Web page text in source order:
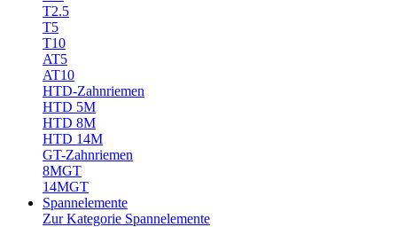
T2.5
T5
T10
AT5
AT10
HTD-Zahnriemen
HTD 5M
HTD 8M
HTD 14M
GT-Zahnriemen
8MGT
14MGT
Spannelemente
Zur Kategorie Spannelemente